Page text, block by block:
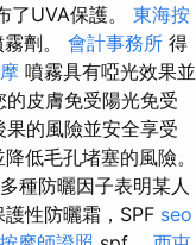
了UVA保護。 東海按
劑。 會計事務所 得
噴霧具有啞光效果並
的皮膚免受陽光免受
的風險並安全享受
低毛孔堵塞的風險。
種防曬因子表明某人
性防曬霜，SPF seo